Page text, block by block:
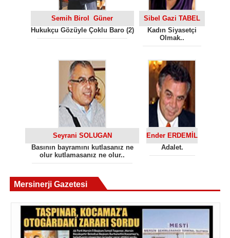
Semih Birol Güner
Hukukçu Gözüyle Çoklu Baro (2)
Sibel Gazi TABEL
Kadın Siyasetçi
Olmak..
Seyrani SOLUGAN
Basının bayramını kutlasanız ne
olur kutlamasanız ne olur..
Ender ERDEMİL
Adalet.
Mersinerji Gazetesi